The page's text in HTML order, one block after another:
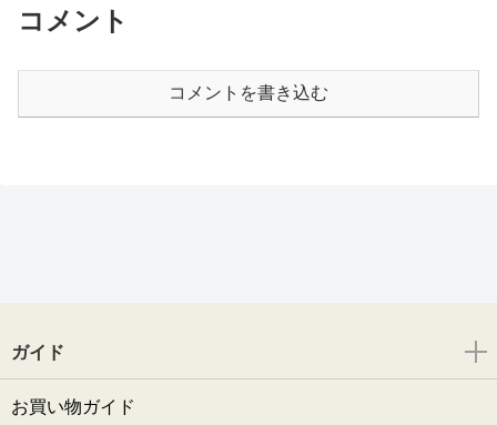
コメント
コメントを書き込む
ガイド
お買い物ガイド